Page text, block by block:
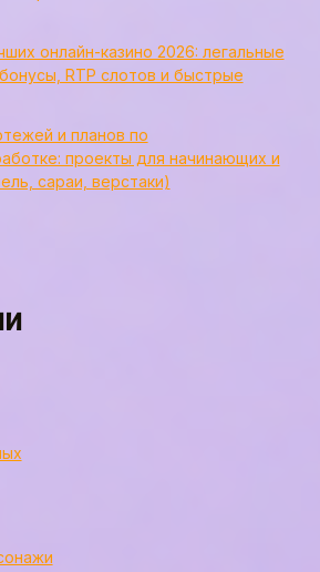
онлайн-казино 2026: легальные
RTP слотов и быстрые
и планов по
проекты для начинающих и
сараи, верстаки)